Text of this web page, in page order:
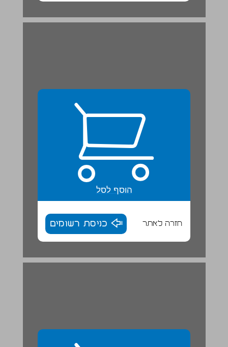
ج. متوازيات الأضلاع ... 29
הוסף לסל
חזרה לאתר כניסת רשומים